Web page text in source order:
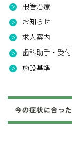
根管治療
お知らせ
求人案内
歯科助手・受付
施設基準